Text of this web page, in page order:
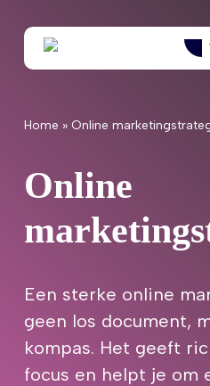
main
Home » Online
Online
Een sterke online
geen los document,
kompas. Het geeft
focus en helpt je om